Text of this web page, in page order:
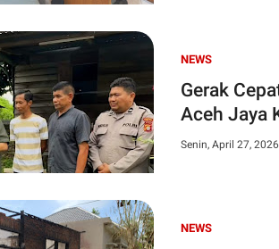
NEWS
Gerak
Aceh Jaya
Senin, April 27, 2026
NEWS